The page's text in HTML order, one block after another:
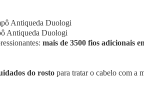
Antiqueda Duologi
mais de 3500 fios adicionais
do rosto para tratar o cabelo com a